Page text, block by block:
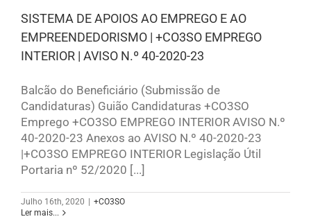
SISTEMA DE APOIOS AO EMPREGO E AO
EMPREENDEDORISMO | +CO3SO EMPREGO
INTERIOR | AVISO N.º 40-2020-23
Balcão do Beneficiário (Submissão de
Candidaturas) Guião Candidaturas +CO3SO
Emprego +CO3SO EMPREGO INTERIOR AVISO N.º
40-2020-23 Anexos ao AVISO N.º 40-2020-23
|+CO3SO EMPREGO INTERIOR Legislação Útil
Portaria nº 52/2020 [...]
Julho 16th, 2020
+CO3SO
Ler mais...